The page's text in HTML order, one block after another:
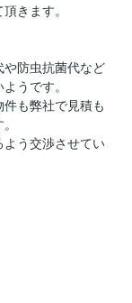
きます。
や防虫抗菌代など
うです。
件も弊社で見積も
よう交渉させてい